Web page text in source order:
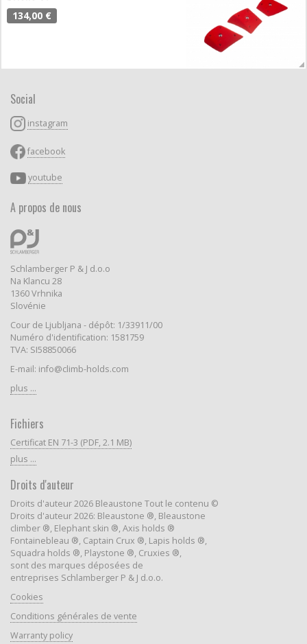
134,00 €
Social
instagram
facebook
youtube
A propos de nous
Schlamberger P & J d.o.o
Na Klancu 28
1360 Vrhnika
Slovénie
Cour de Ljubljana - dépôt: 1/33911/00
Numéro d'identification: 1581759
TVA: SI58850066
E-mail: info@climb-holds.com
plus ...
Fichiers
Certificat EN 71-3 (PDF, 2.1 MB)
plus ...
Droits d'auteur
Droits d'auteur 2026 Bleaustone Tout le contenu ©
Droits d'auteur 2026: Bleaustone ®, Bleaustone
climber ®, Elephant skin ®, Axis holds ®
Fontainebleau ®, Captain Crux ®, Lapis holds ®,
Squadra holds ®, Playstone ®, Cruxies ®,
sont des marques déposées de
entreprises Schlamberger P & J d.o.o.
Cookies
Conditions générales de vente
Warranty policy